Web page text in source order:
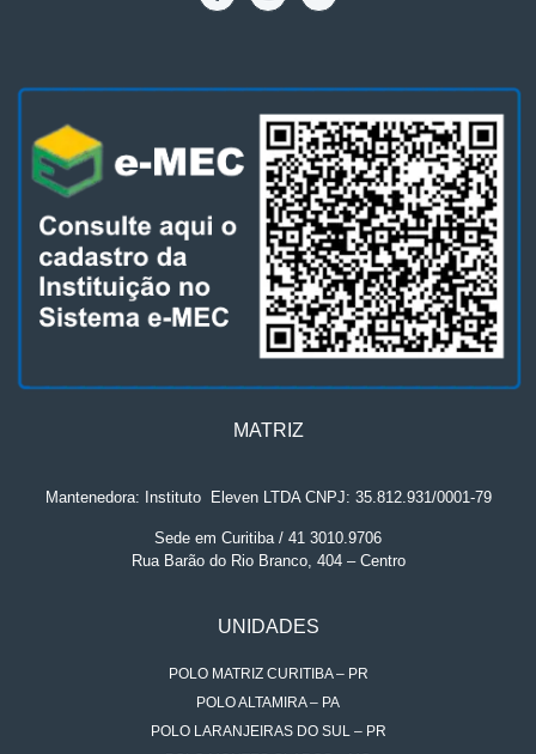
MATRIZ
Mantenedora: Instituto. Eleven LTDA CNPJ: 35.812.931/0001-79
Sede em Curitiba / 41 3010.9706
Rua Barão do Rio Branco, 404 – Centro
UNIDADES
POLO MATRIZ CURITIBA – PR
POLO ALTAMIRA – PA
POLO LARANJEIRAS DO SUL – PR